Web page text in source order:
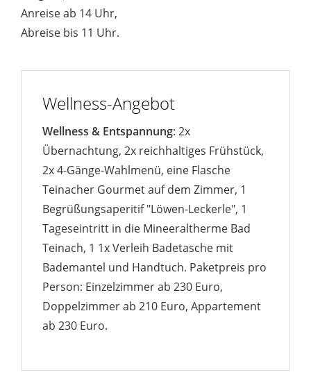
Anreise ab 14 Uhr,
Abreise bis 11 Uhr.
Wellness-Angebot
Wellness & Entspannung: 2x
Übernachtung, 2x reichhaltiges Frühstück,
2x 4-Gänge-Wahlmenü, eine Flasche
Teinacher Gourmet auf dem Zimmer, 1
Begrüßungsaperitif "Löwen-Leckerle", 1
Tageseintritt in die Mineeraltherme Bad
Teinach, 1 1x Verleih Badetasche mit
Bademantel und Handtuch. Paketpreis pro
Person: Einzelzimmer ab 230 Euro,
Doppelzimmer ab 210 Euro, Appartement
ab 230 Euro.